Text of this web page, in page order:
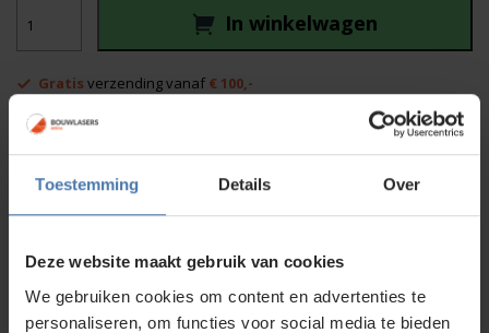
Toestemming Details Over
Deze website maakt gebruik van cookies
We gebruiken cookies om content en advertenties te
personaliseren, om functies voor social media te bieden
Magnetische
klem
aantal
In winkelwagen
Gratis verzending vanaf € 100,-
Afhalen in
Productinformatie
Specificaties
Service en kalibratie